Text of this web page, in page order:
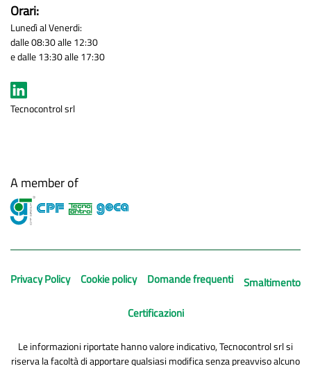
Orari:
Lunedì al Venerdi:
dalle 08:30 alle 12:30
e dalle 13:30 alle 17:30
Tecnocontrol srl
A member of
Privacy Policy Cookie policy Domande frequenti
Smaltimento
Certificazioni
Le informazioni riportate hanno valore indicativo, Tecnocontrol srl si
riserva la facoltà di apportare qualsiasi modifica senza preavviso alcuno